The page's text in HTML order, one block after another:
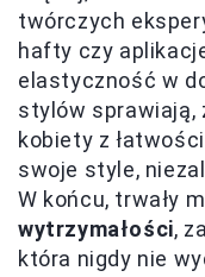
twórczych
hafty czy
elastyczność w
stylów sprawiają,
kobiety z
swoje style,
W końcu, trwały
wytrzymałości,
która nigdy nie